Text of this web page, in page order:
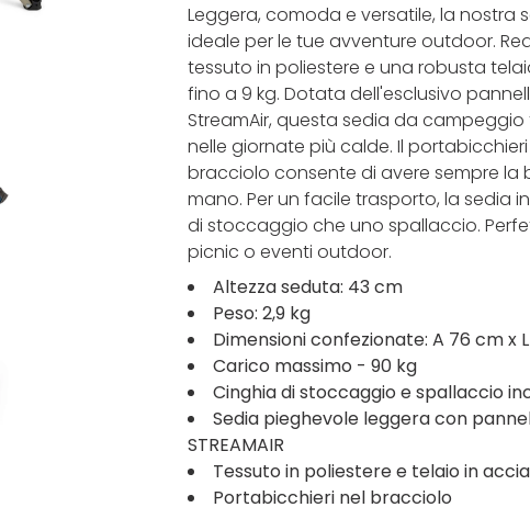
Leggera, comoda e versatile, la nostra
ideale per le tue avventure outdoor.
tessuto in poliestere e una robusta
fino a 9 kg. Dotata dell'esclusivo
StreamAir, questa sedia da
nelle giornate più calde. Il
bracciolo consente di avere sempre
mano. Per un facile trasporto, la sedia
di stoccaggio che uno spallaccio.
picnic o eventi outdoor.
Altezza seduta: 43 cm
Peso: 2,9 kg
Dimensioni confezionate: A 76 cm x
Carico massimo - 90 kg
Cinghia di stoccaggio e spallaccio
Sedia pieghevole leggera con
STREAMAIR
Tessuto in poliestere e telaio in
Portabicchieri nel bracciolo